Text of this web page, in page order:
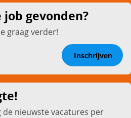
job gevonden?
graag verder!
Inschrijven
de nieuwste vacatures per